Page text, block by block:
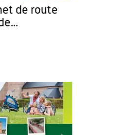
de route